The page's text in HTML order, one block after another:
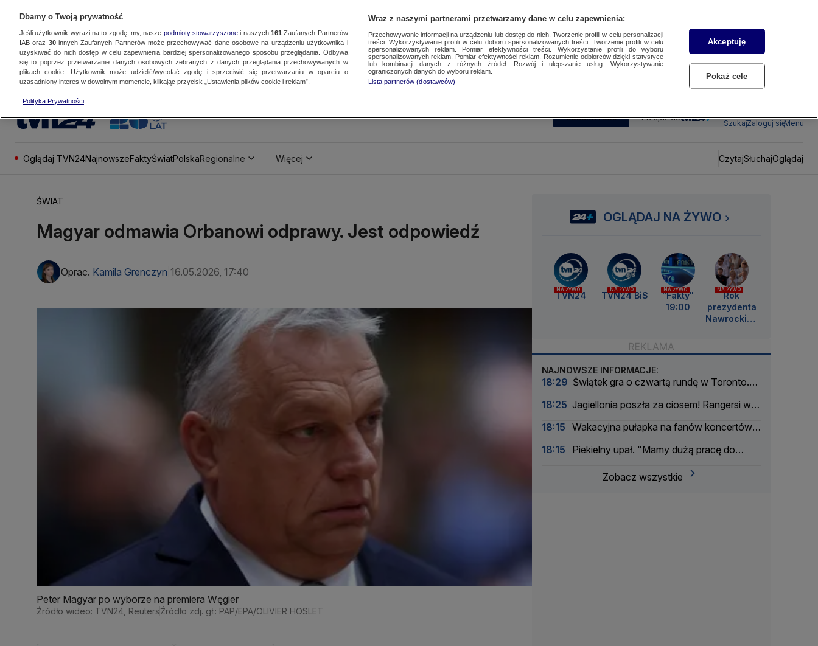
SUBSKRYBUJ Przejdź do
SzukajZaloguj sięMenu
Oglądaj TVN24NajnowszeFaktyŚwiatPolskaRegionalne Więcej CzytajSłuchajOglądaj
ŚWIAT
Magyar odmawia Orbanowi odprawy. Jest odpowiedź
Oprac. Kamila Grenczyn 16.05.2026, 17:40
Peter Magyar po wyborze na premiera Węgier
Źródło wideo: TVN24, ReutersŹródło zdj. gł.: PAP/EPA/OLIVIER HOSLET
OGLĄDAJ NA ŻYWO
NA ŻYWO
TVN24
NA ŻYWO
TVN24 BiS
NA ŻYWO
"Fakty"
19:00
NA ŻYWO
Rok
prezydenta
Nawrockieg
NAJNOWSZE INFORMACJE:
18:29 Świątek gra o czwartą rundę w Toronto.
18:25 Jagiellonia poszła za ciosem! Rangersi w
18:15 Wakacyjna pułapka na fanów koncertów.
18:15
Piekielny upał. "Mamy dużą pracę do
Zobacz wszystkie
Dbamy o Twoją prywatność
Jeśli użytkownik wyrazi na to zgodę, my, nasze podmioty stowarzyszonei naszych 161 Zaufanych Partnerów
IAB oraz 30innych Zaufanych Partnerów może przechowywać dane osobowe na urządzeniu użytkownika i
uzyskiwać do nich dostęp w celu zapewnienia bardziej spersonalizowanego sposobu przeglądania. Odbywa
się to poprzez przetwarzanie danych osobowych zebranych z danych przeglądania przechowywanych w
plikach cookie. Użytkownik może udzielić/wycofać zgodę i sprzeciwić się przetwarzaniu w oparciu o
uzasadniony interes w dowolnym momencie, klikając przycisk „Ustawienia plików cookie i reklam”.
Polityka Prywatności
Wraz z naszymi partnerami przetwarzamy dane w celu zapewnienia:
Przechowywanie informacji na urządzeniu lub dostęp do nich. Tworzenie profili w celu personalizacji
treści. Wykorzystywanie profili w celu doboru spersonalizowanych treści. Tworzenie profili w celu
spersonalizowanych reklam. Pomiar efektywności treści. Wykorzystanie profili do wyboru
spersonalizowanych reklam. Pomiar efektywności reklam. Rozumienie odbiorców dzięki statystyce
lub kombinacji danych z różnych źródeł. Rozwój i ulepszanie usług. Wykorzystywanie
ograniczonych danych do wyboru reklam.
Lista partnerów (dostawców)
Akceptuję
Pokaż cele